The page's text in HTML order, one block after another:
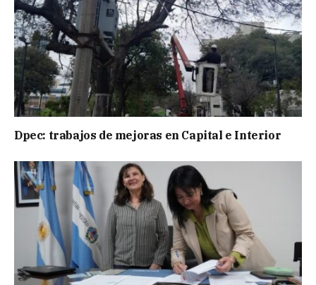
Dpec: trabajos de mejoras en Capital e Interior